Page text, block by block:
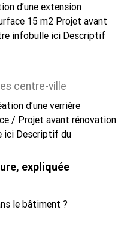
d’une extension
15 m2 Projet avant
infobulle ici Descriptif
centre-ville
d’une verrière
/ Projet avant rénovation
ici Descriptif du
expliquée
le bâtiment ?